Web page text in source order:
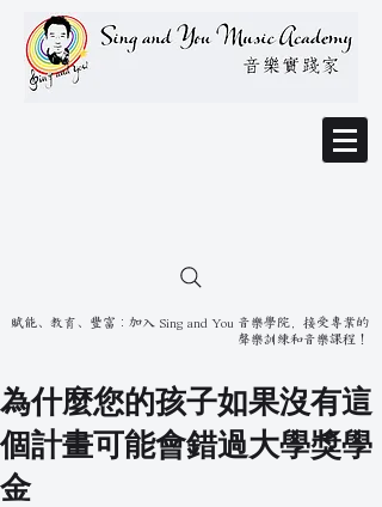
賦能、教育、豐富：加入 Sing and You 音樂學院，接受專業的
聲樂訓練和音樂課程！
為什麼您的孩子如果沒有這
個計畫可能會錯過大學獎學
金